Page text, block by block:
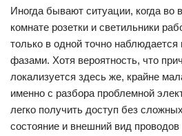
Иногда бывают ситуации, когда во
комнате розетки и светильники
только в одной точно
фазами. Хотя вероятность, что
локализуется здесь же, крайне
именно с разбора проблемной
легко получить доступ без
состояние и внешний вид